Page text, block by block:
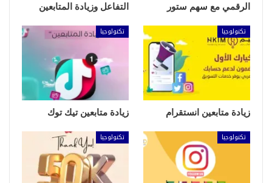
الرقمي مع سهم ستور
التفاعل وزيادة المتابعين
تكنولوجيا
زيادة متابعين انستقرام
تكنولوجيا
زيادة متابعين تيك توك
تكنولوجيا تكنولوجيا